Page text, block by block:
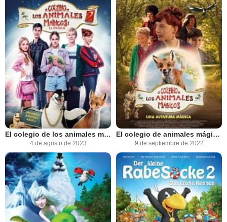
El colegio de los animales mágicos 2: El origen
4 de agosto de 2023
El colegio de animales mágicos
9 de septiembre de 2022